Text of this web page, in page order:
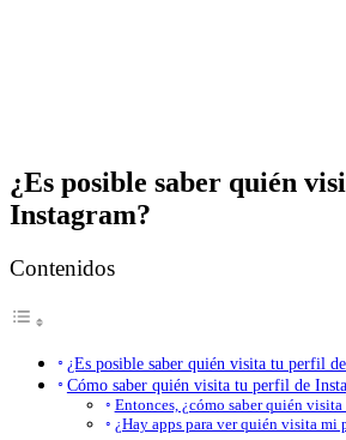
¿Es posible saber quién
Instagram?
Contenidos
¿Es posible saber quién visita tu perfil
Cómo saber quién visita tu perfil de
Entonces, ¿cómo saber quién
¿Hay apps para ver quién visita mi